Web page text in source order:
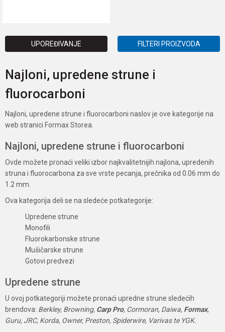
UPOREĐIVANJE FILTERI PROIZVODA
Najloni, upredene strune i
fluorocarboni
Najloni, upredene strune i fluorocarboni naslov je ove kategorije na
web stranici Formax Storea.
Najloni, upredene strune i fluorocarboni
Ovde možete pronaći veliki izbor najkvalitetnijih najlona, upredenih
struna i fluorocarbona za sve vrste pecanja, prečnika od 0.06 mm do
1.2 mm.
Ova kategorija deli se na sledeće potkategorije:
Upredene strune
Monofili
Fluorokarbonske strune
Mušičarske strune
Gotovi predvezi
Upredene strune
U ovoj potkategoriji možete pronaći upredne strune sledećih
brendova: Berkley, Browning, Carp Pro, Cormoran, Daiwa, Formax,
Guru, JRC, Korda, Owner, Preston, Spiderwire, Varivas te YGK.